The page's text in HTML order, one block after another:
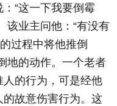
“这一下我要倒霉
该业主问他：“有没有
过程中将他推倒
地的动作。一个老者
的行为，可是经他
故意伤害行为。这